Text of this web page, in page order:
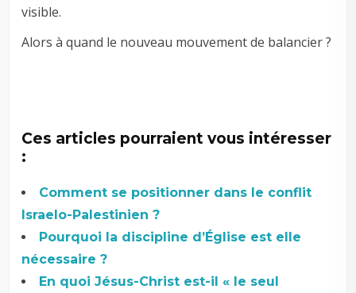
visible.
Alors à quand le nouveau mouvement de balancier ?
Ces articles pourraient vous intéresser
:
Comment se positionner dans le conflit
Israelo-Palestinien ?
Pourquoi la discipline d’Église est elle
nécessaire ?
En quoi Jésus-Christ est-il « le seul